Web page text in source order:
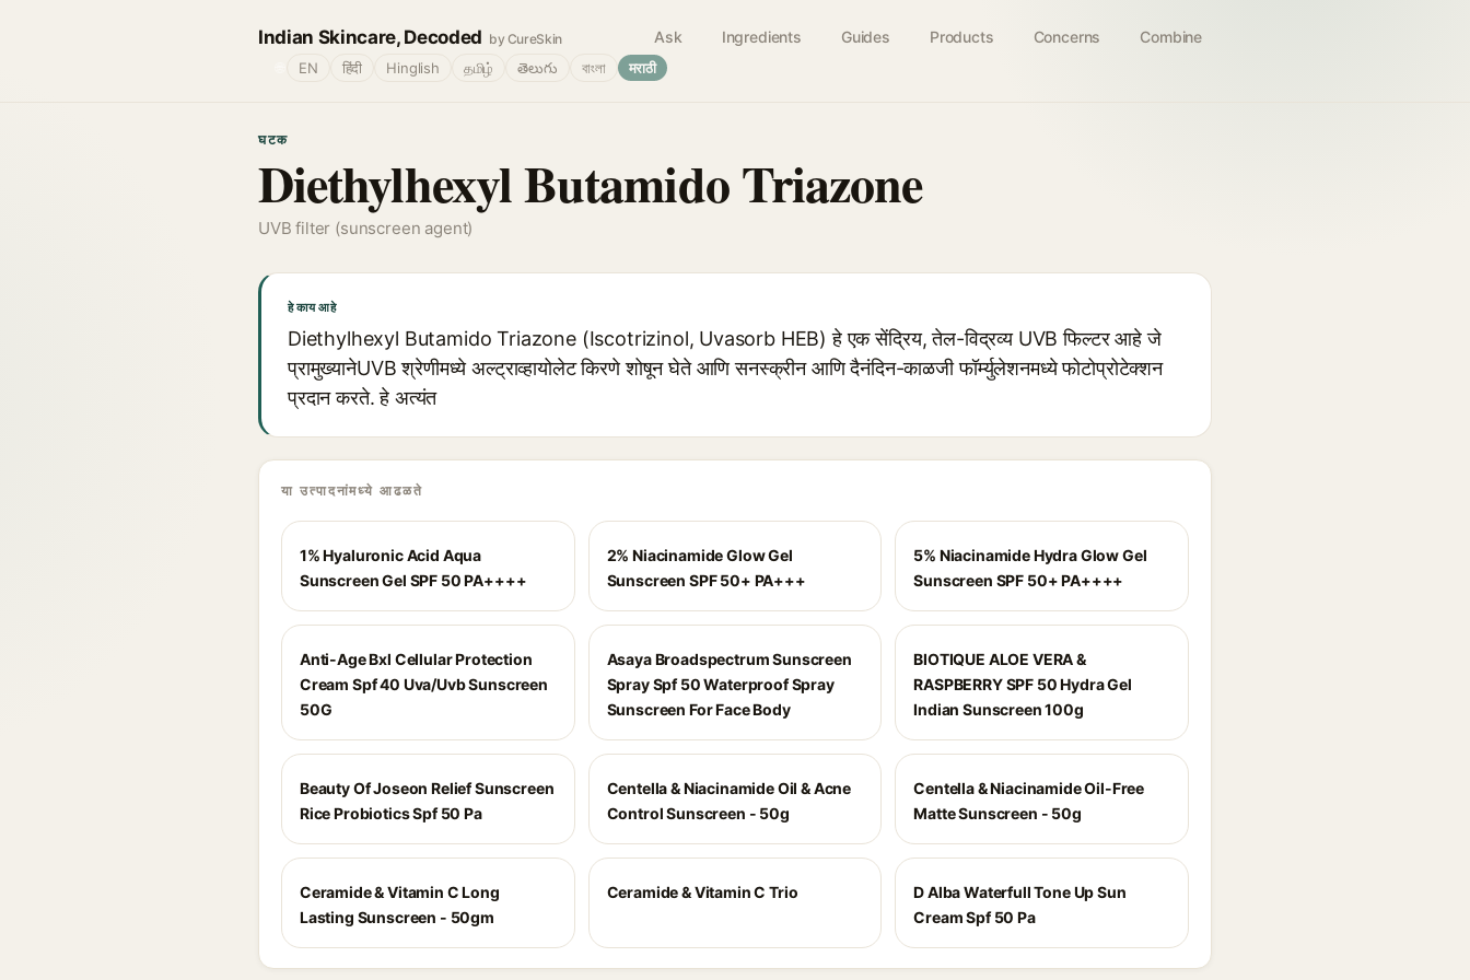
Indian Skincare, Decoded by CureSkin Ask Ingredients Guides Products Concerns Combine
EN हिंदी Hinglish தமிழ் తెలుగు বাংলা मराठी
घटक
Diethylhexyl Butamido Triazone
UVB filter (sunscreen agent)
हे काय आहे
Diethylhexyl Butamido Triazone (Iscotrizinol, Uvasorb HEB) हे एक सेंद्रिय, तेल-विद्रव्य UVB फिल्टर आहे जे
प्रामुख्यानेUVB श्रेणीमध्ये अल्ट्राव्हायोलेट किरणे शोषून घेते आणि सनस्क्रीन आणि दैनंदिन-काळजी फॉर्म्युलेशनमध्ये फोटोप्रोटेक्शन
प्रदान करते. हे अत्यंत
या उत्पादनांमध्ये आढळते
1% Hyaluronic Acid Aqua
Sunscreen Gel SPF 50 PA++++
2% Niacinamide Glow Gel
Sunscreen SPF 50+ PA+++
5% Niacinamide Hydra Glow Gel
Sunscreen SPF 50+ PA++++
Anti-Age Bxl Cellular Protection
Cream Spf 40 Uva/Uvb Sunscreen
50G
Asaya Broadspectrum Sunscreen
Spray Spf 50 Waterproof Spray
Sunscreen For Face Body
BIOTIQUE ALOE VERA &
RASPBERRY SPF 50 Hydra Gel
Indian Sunscreen 100g
Beauty Of Joseon Relief Sunscreen
Rice Probiotics Spf 50 Pa
Centella & Niacinamide Oil & Acne
Control Sunscreen - 50g
Centella & Niacinamide Oil-Free
Matte Sunscreen - 50g
Ceramide & Vitamin C Long
Lasting Sunscreen - 50gm
Ceramide & Vitamin C Trio
D Alba Waterfull Tone Up Sun
Cream Spf 50 Pa